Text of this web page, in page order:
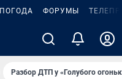
ПОГОДА ФОРУМЫ
Разбор ДТП у «Голубого